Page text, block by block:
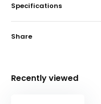
Specifications
Share
Recently viewed